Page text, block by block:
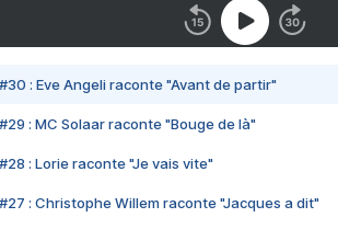
#30 : Eve Angeli raconte "Avant de partir"
#29 : MC Solaar raconte "Bouge de là"
#28 : Lorie raconte "Je vais vite"
#27 : Christophe Willem raconte "Jacques a dit"